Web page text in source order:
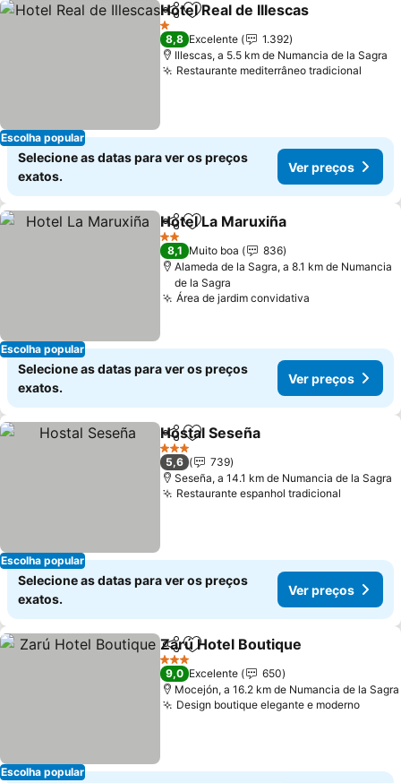
Escolha popular
PartilharAdicionar aos favoritos
Hotel Real de Illescas
1 Estrelas
8,8 Excelente
1.392
Illescas, a 5.5 km de Numancia de la Sagra
Restaurante mediterrâneo tradicional
Selecione as datas para ver os preços
exatos.
Ver preços
Escolha popular
PartilharAdicionar aos favoritos
Hotel La Maruxiña
2 Estrelas
8,1 Muito boa
836
Alameda de la Sagra, a 8.1 km de Numancia
de la Sagra
Área de jardim convidativa
Selecione as datas para ver os preços
exatos.
Ver preços
Escolha popular
PartilharAdicionar aos favoritos
Hostal Seseña
3 Estrelas
5,6
739
Seseña, a 14.1 km de Numancia de la Sagra
Restaurante espanhol tradicional
Selecione as datas para ver os preços
exatos.
Ver preços
Escolha popular
PartilharAdicionar aos favoritos
Zarú Hotel Boutique
3 Estrelas
9,0 Excelente
650
Mocejón, a 16.2 km de Numancia de la Sagra
Design boutique elegante e moderno